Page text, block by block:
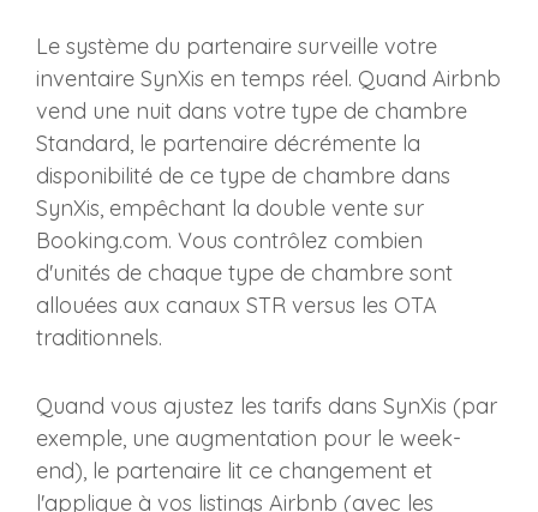
Le système du partenaire surveille votre
inventaire SynXis en temps réel. Quand Airbnb
vend une nuit dans votre type de chambre
Standard, le partenaire décrémente la
disponibilité de ce type de chambre dans
SynXis, empêchant la double vente sur
Booking.com. Vous contrôlez combien
d'unités de chaque type de chambre sont
allouées aux canaux STR versus les OTA
traditionnels.
Quand vous ajustez les tarifs dans SynXis (par
exemple, une augmentation pour le week-
end), le partenaire lit ce changement et
l'applique à vos listings Airbnb (avec les